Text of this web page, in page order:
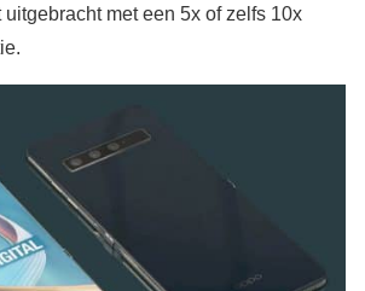
met een 5x of zelfs 10x